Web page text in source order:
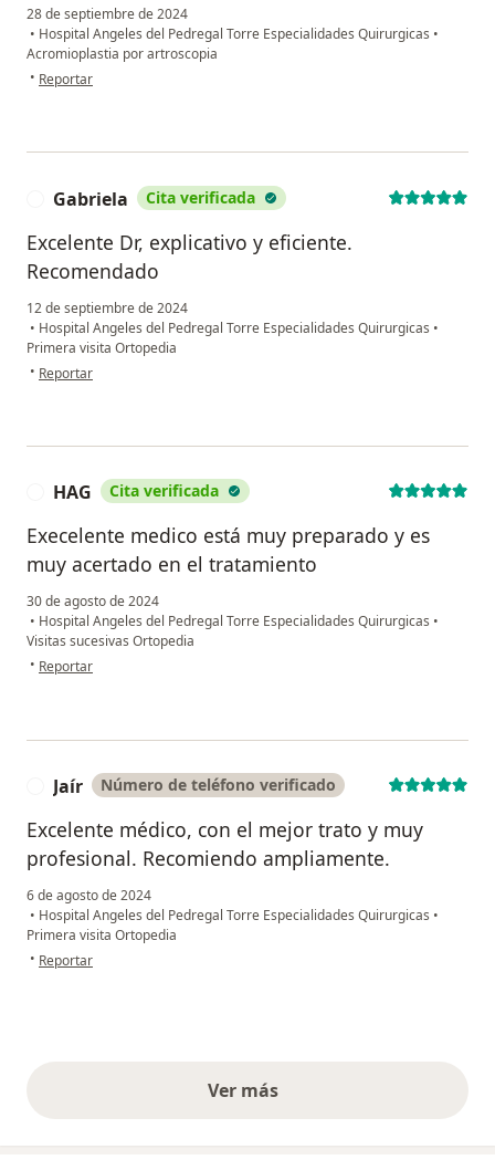
28 de septiembre de 2024
• Hospital Angeles del Pedregal Torre Especialidades Quirurgicas •
Acromioplastia por artroscopia
• en opinión del usuario Lourdes Gpe. Somohano Moreno
Reportar
Gabriela Cita verificada
Excelente Dr, explicativo y eficiente.
Recomendado
12 de septiembre de 2024
• Hospital Angeles del Pedregal Torre Especialidades Quirurgicas •
Primera visita Ortopedia
• en opinión del usuario Gabriela
Reportar
HAG Cita verificada
Execelente medico está muy preparado y es
muy acertado en el tratamiento
30 de agosto de 2024
• Hospital Angeles del Pedregal Torre Especialidades Quirurgicas •
Visitas sucesivas Ortopedia
• en opinión del usuario HAG
Reportar
Jaír Número de teléfono verificado
Excelente médico, con el mejor trato y muy
profesional. Recomiendo ampliamente.
6 de agosto de 2024
• Hospital Angeles del Pedregal Torre Especialidades Quirurgicas •
Primera visita Ortopedia
• en opinión del usuario Jaír
Reportar
Ver másopiniones anteriores